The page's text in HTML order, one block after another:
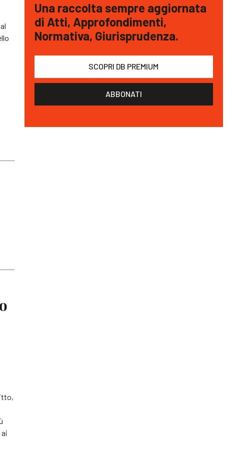
Una raccolta sempre aggiornata
di Atti, Approfondimenti,
Normativa, Giurisprudenza.
SCOPRI DB PREMIUM
ABBONATI